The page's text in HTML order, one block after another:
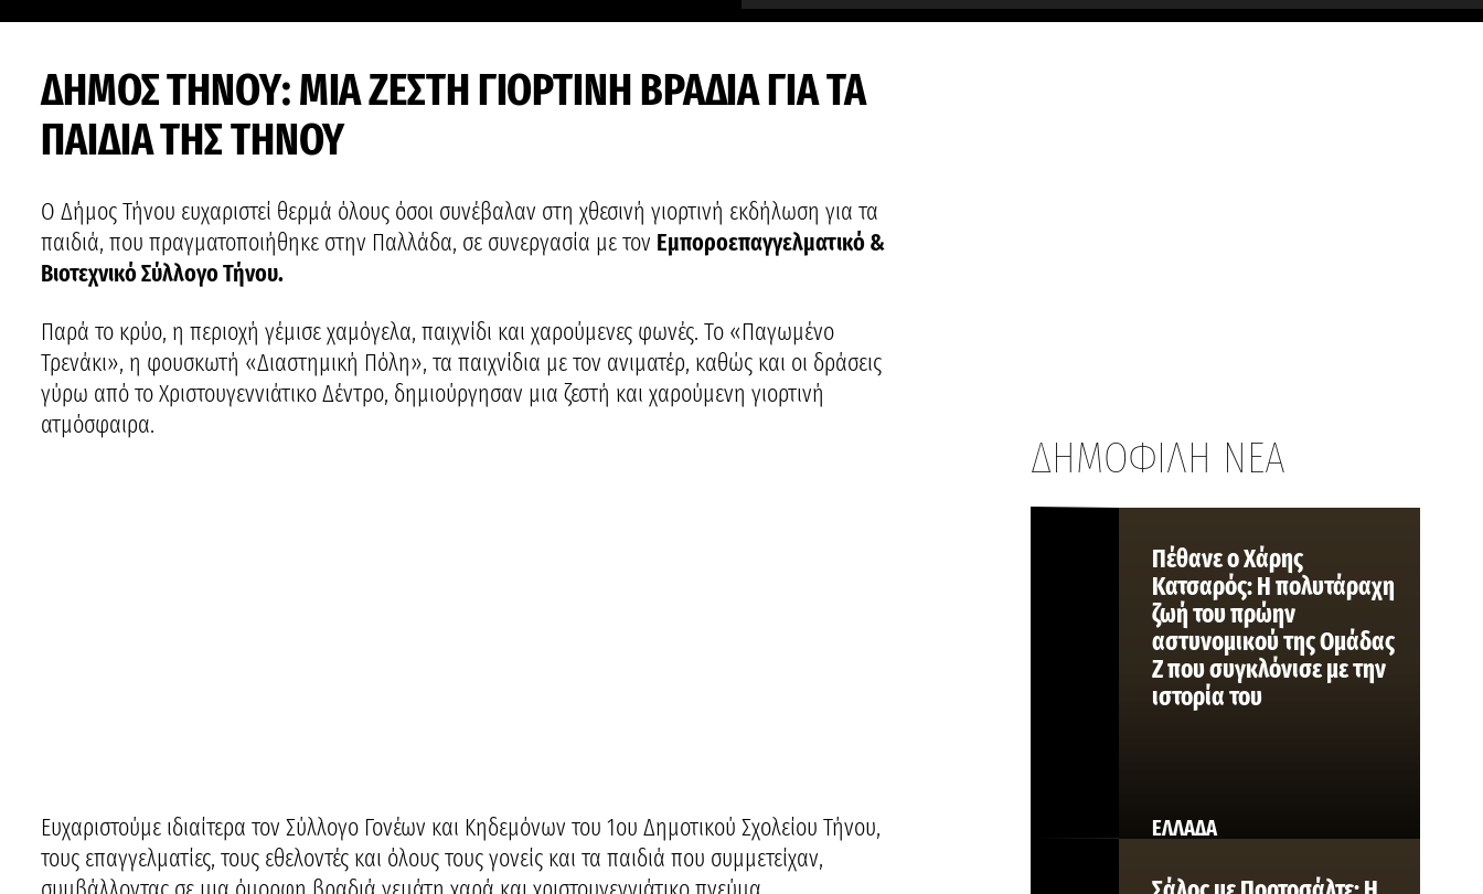
ΔΗΜΟΣ ΤΗΝΟΥ: ΜΙΑ ΖΕΣΤΗ ΓΙΟΡΤΙΝΗ ΒΡΑΔΙΑ ΓΙΑ ΤΑ
ΠΑΙΔΙΑ ΤΗΣ ΤΗΝΟΥ
Ο Δήμος Τήνου ευχαριστεί θερμά όλους όσοι συνέβαλαν στη χθεσινή γιορτινή εκδήλωση για τα
παιδιά, που πραγματοποιήθηκε στην Παλλάδα, σε συνεργασία με τον Εμποροεπαγγελματικό &
Βιοτεχνικό Σύλλογο Τήνου.
Παρά το κρύο, η περιοχή γέμισε χαμόγελα, παιχνίδι και χαρούμενες φωνές. Το «Παγωμένο
Τρενάκι», η φουσκωτή «Διαστημική Πόλη», τα παιχνίδια με τον ανιματέρ, καθώς και οι δράσεις
γύρω από το Χριστουγεννιάτικο Δέντρο, δημιούργησαν μια ζεστή και χαρούμενη γιορτινή
ατμόσφαιρα.
Ευχαριστούμε ιδιαίτερα τον Σύλλογο Γονέων και Κηδεμόνων του 1ου Δημοτικού Σχολείου Τήνου,
τους επαγγελματίες, τους εθελοντές και όλους τους γονείς και τα παιδιά που συμμετείχαν,
ΔΗΜΟΦΙΛΗ ΝΕΑ
ΕΛΛΑΔΑ
Πέθανε ο Χάρης
Κατσαρός: Η πολυτάραχη
ζωή του πρώην
αστυνομικού της Ομάδας
Ζ που συγκλόνισε με την
ιστορία του